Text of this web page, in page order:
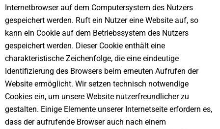
Internetbrowser auf dem Computersystem des Nutzers
gespeichert werden. Ruft ein Nutzer eine Website auf, so
kann ein Cookie auf dem Betriebssystem des Nutzers
gespeichert werden. Dieser Cookie enthält eine
charakteristische Zeichenfolge, die eine eindeutige
Identifizierung des Browsers beim erneuten Aufrufen der
Website ermöglicht. Wir setzen technisch notwendige
Cookies ein, um unsere Website nutzerfreundlicher zu
gestalten. Einige Elemente unserer Internetseite erfordern es,
dass der aufrufende Browser auch nach einem